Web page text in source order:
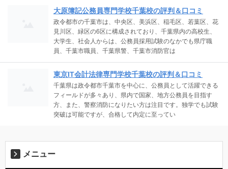
大原簿記公務員専門学校千葉校の評判＆口コミ
政令都市の千葉市は、中央区、美浜区、稲毛区、若葉区、花
見川区、緑区の6区に構成されており、千葉県内の高校生、
大学生、社会人からは、公務員採用試験のなかでも県庁職
員、千葉市職員、千葉県警、千葉市消防官は
東京IT会計法律専門学校千葉校の評判＆口コミ
千葉県は政令都市千葉市を中心に、公務員として活躍できる
フィールドが多々あり、県内で国家、地方公務員を目指す
方、また、警察消防になりたい方は注目です。独学でも試験
突破は可能ですが、合格して内定に至ってい
メニュー